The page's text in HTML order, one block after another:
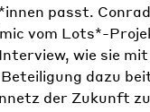
passt.
vom Lots*-
wie sie mit
dazu
der Zukunft